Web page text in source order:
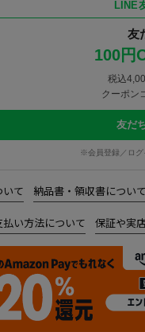
LINE
友
100円
税込
クーポン
友だ
※会員登録／ログ
いて 納品書・領収書について
い方法について 保証や実